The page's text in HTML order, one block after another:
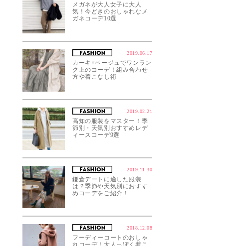
メガネが大人女子に大人
気！今どきのおしゃれなメ
ガネコーデ10選
2019.06.17
カーキ×ベージュでワンラン
ク上のコーデ！組み合わせ
方や着こなし術
2019.02.21
高知の服装をマスター！季
節別・天気別おすすめレデ
ィースコーデ9選
2019.11.30
鎌倉デートに適した服装
は？季節や天気別におすす
めコーデをご紹介！
2018.12.08
フーディーコートのおしゃ
れコーデ！大人っぽく着こ